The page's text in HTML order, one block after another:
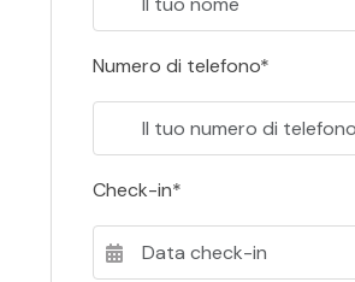
Numero di telefono*
Check-in*